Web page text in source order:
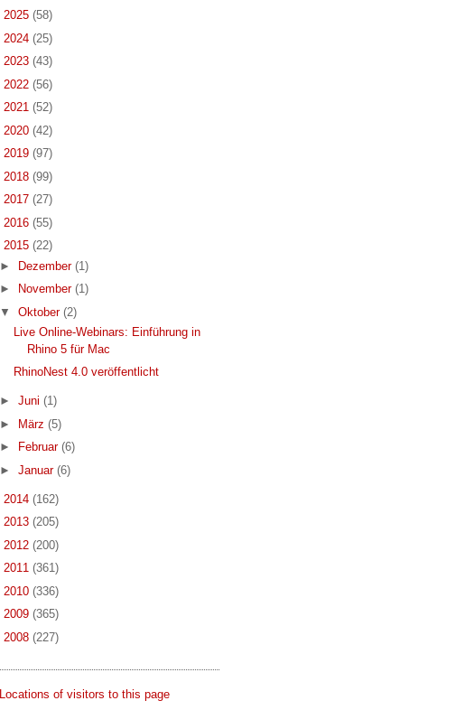
2025 (58)
2024 (25)
2023 (43)
2022 (56)
2021 (52)
2020 (42)
2019 (97)
2018 (99)
2017 (27)
2016 (55)
2015 (22)
► Dezember (1)
►
November (1)
▼ Oktober (2)
Live Online-Webinars: Einführung in
Rhino 5 für Mac
RhinoNest 4.0 veröffentlicht
► Juni (1)
►
März (5)
►
Februar (6)
► Januar (6)
2014 (162)
2013 (205)
2012 (200)
2011 (361)
2010 (336)
2009 (365)
2008 (227)